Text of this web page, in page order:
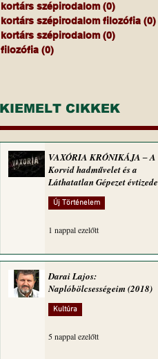
kortárs szépirodalom (0)
kortárs szépirodalom filozófia (0)
kortárs szépirodalom (0)
filozófia (0)
KIEMELT CIKKEK
VAXÓRIA KRÓNIKÁJA ‒ A
Korvid hadművelet és a
Láthatatlan Gépezet évtizede
Új Történelem
1 nappal ezelőtt
Darai Lajos:
Naplóbölcsességeim (2018)
Kultúra
5 nappal ezelőtt